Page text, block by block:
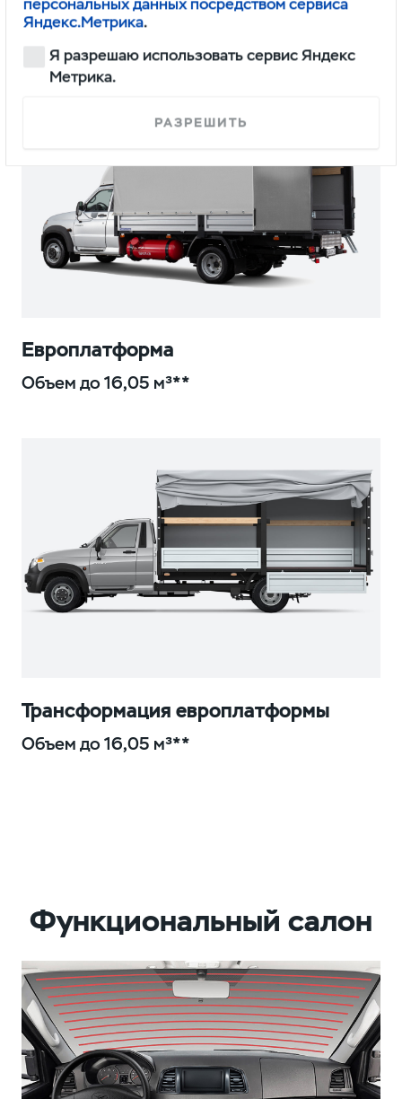
Европлатформа
Европлатформа
Объем до 16,05 м³**
Трансформация европлатформы
Объем до 16,05 м³**
Функциональный салон
персональных данных посредством сервиса
Яндекс.Метрика.
Я разрешаю использовать сервис Яндекс
Метрика.
РАЗРЕШИТЬ